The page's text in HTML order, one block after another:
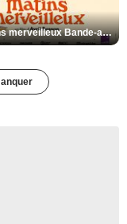
Les Matins merveilleux Bande-annonce VF